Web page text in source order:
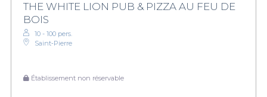
THE WHITE LION PUB & PIZZA AU FEU DE
BOIS
10 - 100 pers.
Saint‑Pierre
Établissement non réservable